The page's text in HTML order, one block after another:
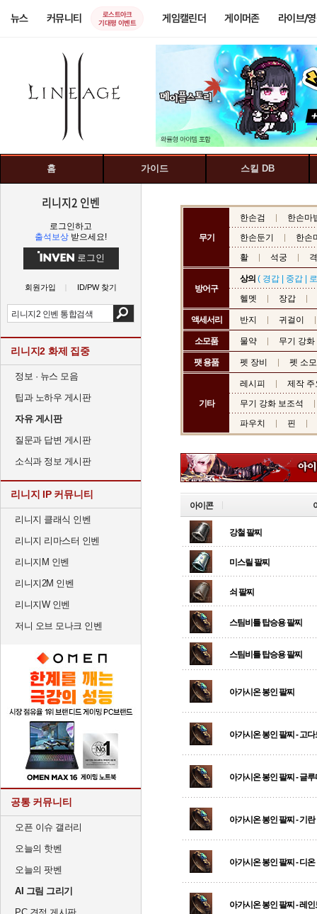
뉴스 커뮤니티
로스트아크
기대평 이벤트
게임캘린더 게이머존 라이브/
홈 가이드 스킬 DB
리니지2 인벤
로그인하고
출석보상 받으세요!
로그인
회원가입 ID/PW 찾기
리니지2 화제 집중
정보 · 뉴스 모음
팁과 노하우 게시판
자유 게시판
질문과 답변 게시판
소식과 정보 게시판
리니지 IP 커뮤니티
리니지 클래식 인벤
리니지 리마스터 인벤
리니지M 인벤
리니지2M 인벤
리니지W 인벤
저니 오브 모나크 인벤
공통 커뮤니티
오픈 이슈 갤러리
오늘의 핫벤
오늘의 팟벤
AI 그림 그리기
무기
한손검
한손마
한손둔기
한손
활
석궁
방어구
상의 ( 경갑 중갑
헬멧
장갑
액세서리 반지 귀걸이
소모품 물약 무기 강
팻 용품 펫 장비 펫 소
기타
레시피
제작 주
무기 강화 보조석
파우치
핀
아이콘
강철 팔찌
미스릴 팔찌
쇠 팔찌
스팀비틀 탑승용 팔찌
스팀비틀 탑승용 팔찌
아가시온 봉인 팔찌
아가시온 봉인 팔찌 - 고다
아가시온 봉인 팔찌 - 글
아가시온 봉인 팔찌 - 기란
아가시온 봉인 팔찌 - 디온
아가시온 봉인 팔찌 - 레